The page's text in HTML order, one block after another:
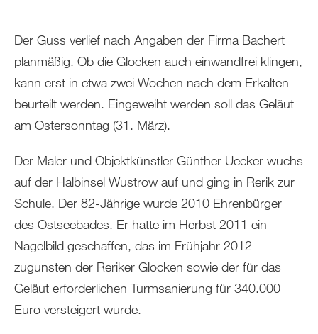
Der Guss verlief nach Angaben der Firma Bachert
planmäßig. Ob die Glocken auch einwandfrei klingen,
kann erst in etwa zwei Wochen nach dem Erkalten
beurteilt werden. Eingeweiht werden soll das Geläut
am Ostersonntag (31. März).
Der Maler und Objektkünstler Günther Uecker wuchs
auf der Halbinsel Wustrow auf und ging in Rerik zur
Schule. Der 82-Jährige wurde 2010 Ehrenbürger
des Ostseebades. Er hatte im Herbst 2011 ein
Nagelbild geschaffen, das im Frühjahr 2012
zugunsten der Reriker Glocken sowie der für das
Geläut erforderlichen Turmsanierung für 340.000
Euro versteigert wurde.